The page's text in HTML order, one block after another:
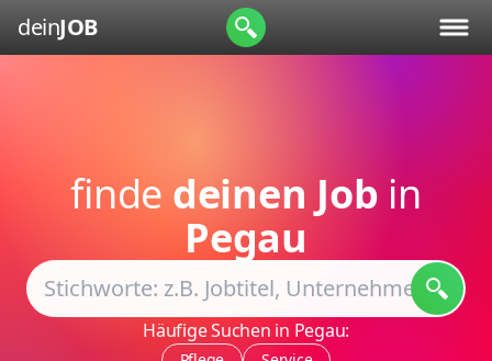
deinJOB
finde deinen Job in
Pegau
Häufige Suchen in Pegau: